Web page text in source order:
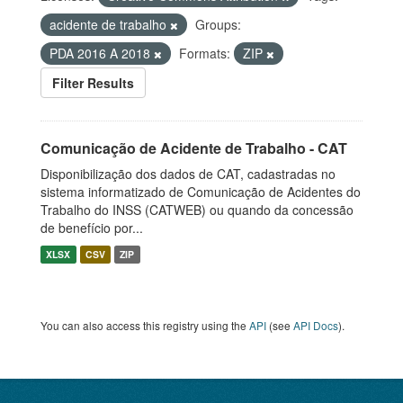
acidente de trabalho
Groups:
PDA 2016 A 2018
Formats:
ZIP
Filter Results
Comunicação de Acidente de Trabalho - CAT
Disponibilização dos dados de CAT, cadastradas no
sistema informatizado de Comunicação de Acidentes do
Trabalho do INSS (CATWEB) ou quando da concessão
de benefício por...
XLSX CSV ZIP
You can also access this registry using the API (see API Docs).